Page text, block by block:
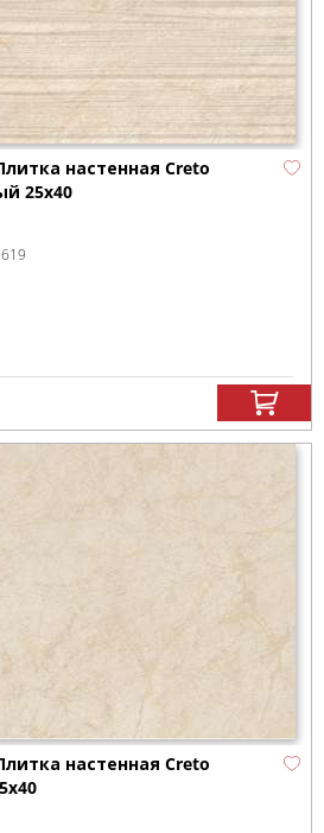
настенная Creto
25х40
настенная Creto